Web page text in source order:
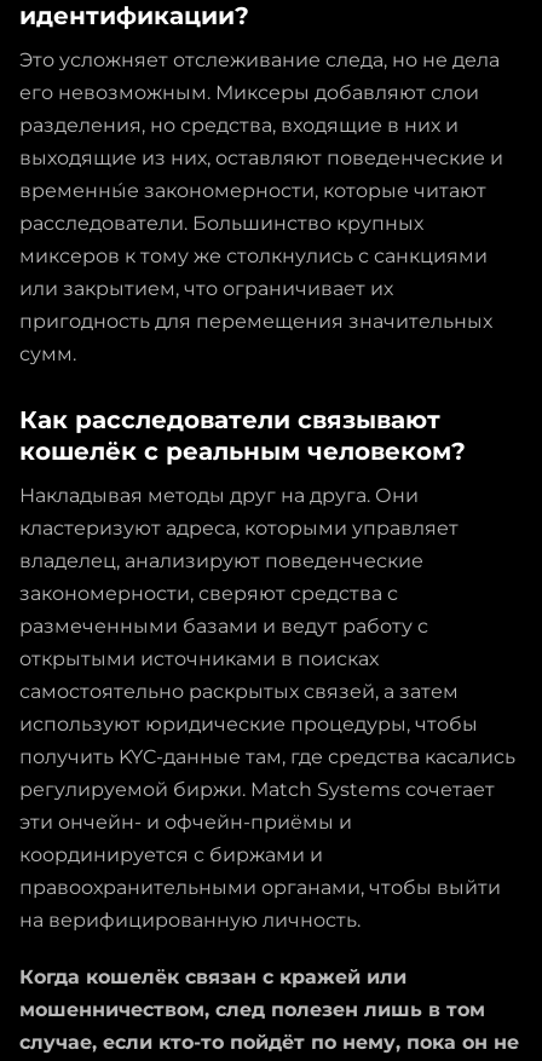
идентификации?
Это усложняет отслеживание следа, но не дела
его невозможным. Миксеры добавляют слои
разделения, но средства, входящие в них и
выходящие из них, оставляют поведенческие и
временны́е закономерности, которые читают
расследователи. Большинство крупных
миксеров к тому же столкнулись с санкциями
или закрытием, что ограничивает их
пригодность для перемещения значительных
сумм.
Как расследователи связывают
кошелёк с реальным человеком?
Накладывая методы друг на друга. Они
кластеризуют адреса, которыми управляет
владелец, анализируют поведенческие
закономерности, сверяют средства с
размеченными базами и ведут работу с
открытыми источниками в поисках
самостоятельно раскрытых связей, а затем
используют юридические процедуры, чтобы
получить KYC-данные там, где средства касались
регулируемой биржи. Match Systems сочетает
эти ончейн- и офчейн-приёмы и
координируется с биржами и
правоохранительными органами, чтобы выйти
на верифицированную личность.
Когда кошелёк связан с кражей или
мошенничеством, след полезен лишь в том
случае, если кто-то пойдёт по нему, пока он не